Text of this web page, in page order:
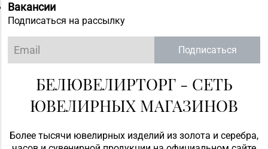
Вакансии
Подписаться на рассылку
Подписаться
БЕЛЮВЕЛИРТОРГ - СЕТЬ
ЮВЕЛИРНЫХ МАГАЗИНОВ
Более тысячи ювелирных изделий из золота и серебра,